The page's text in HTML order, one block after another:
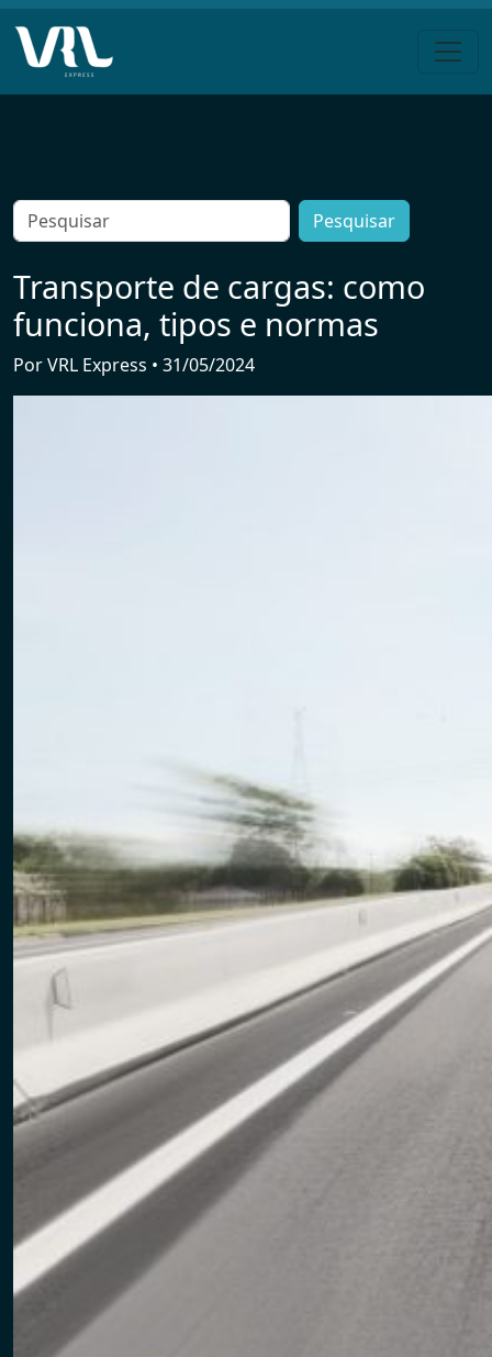
Search
for:
Transporte de cargas: como
funciona, tipos e normas
PorVRL Express • 31/05/2024